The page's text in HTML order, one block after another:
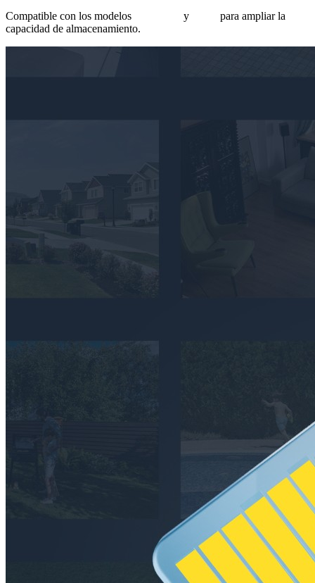
Compatible con los modelos
y
para ampliar la
capacidad de almacenamiento.